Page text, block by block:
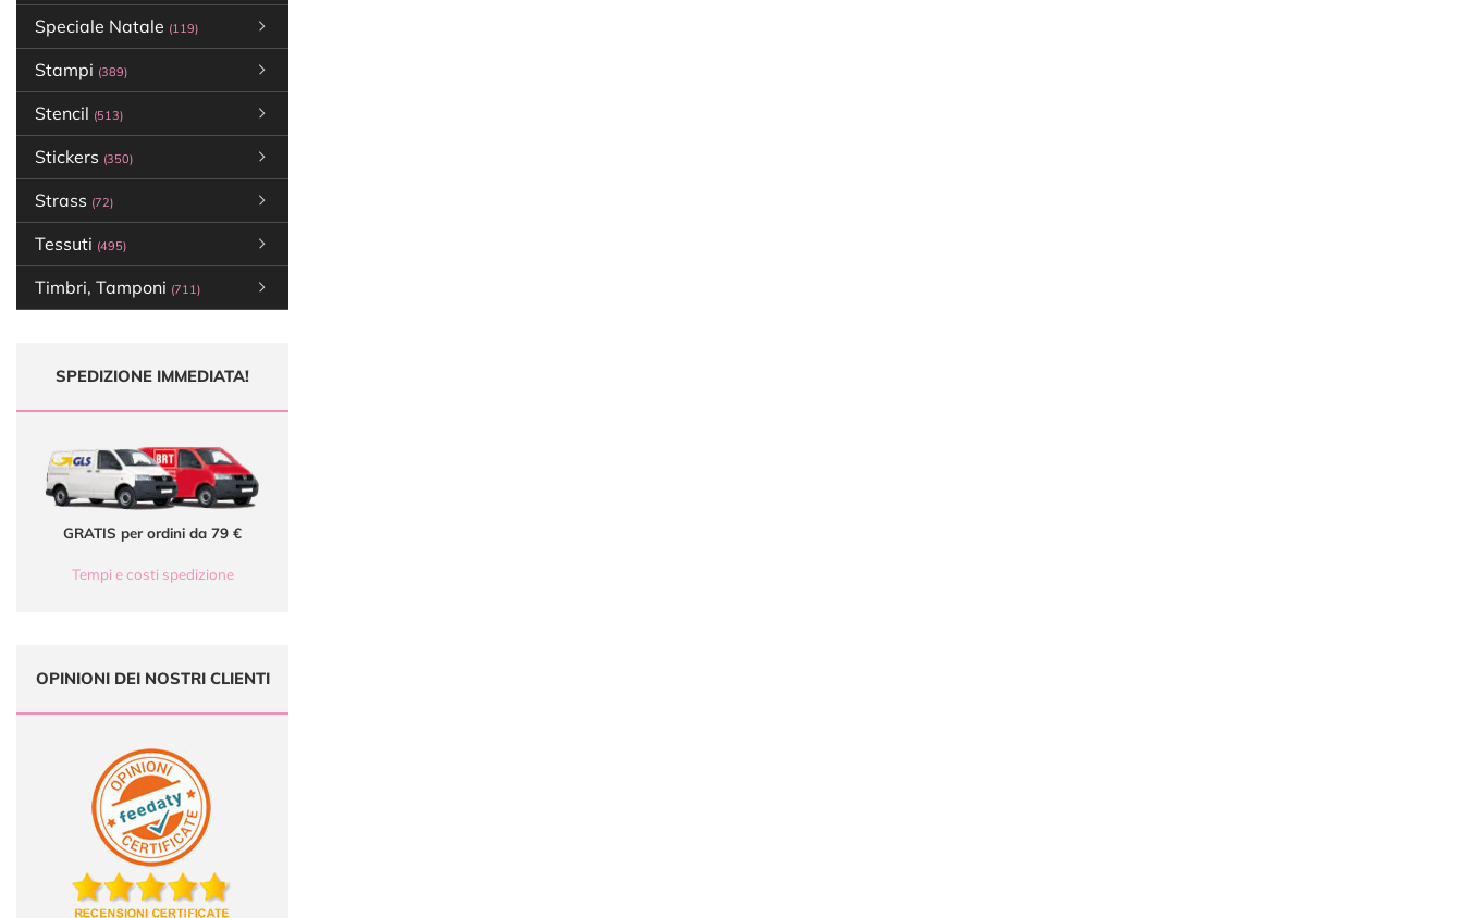
Speciale Natale (119)
Stampi (389)
Stencil (513)
Stickers (350)
Strass (72)
Tessuti (495)
Timbri, Tamponi (711)
SPEDIZIONE IMMEDIATA!
GRATIS per ordini da 79 €
Tempi e costi spedizione
OPINIONI DEI NOSTRI CLIENTI